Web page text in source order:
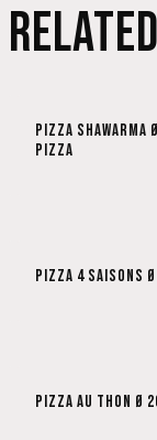
PIZZA SHAWARMA
PIZZA
PIZZA 4 SAISONS
PIZZA AU THON Ø